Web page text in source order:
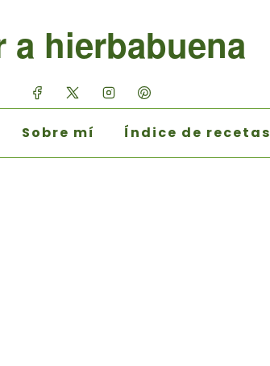
a hierbabuena
Sobre mí Índice de recetas